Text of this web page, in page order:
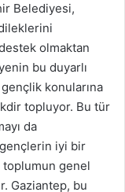
Belediyesi,
olmaktan
bu duyarlı
konularına
topluyor. Bu tür
da
iyi bir
toplumun genel
Gaziantep, bu